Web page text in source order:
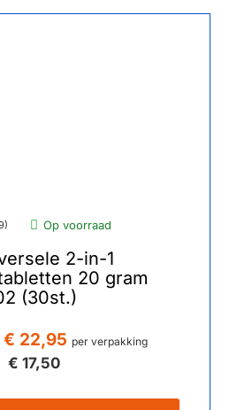
Op voorraad
2-in-1
20 gram
(30st.)
€ 22,95 per verpakking
€ 17,50